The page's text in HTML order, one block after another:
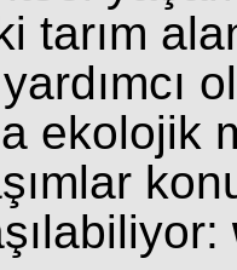
tarım
ekolojik